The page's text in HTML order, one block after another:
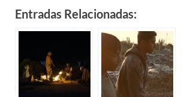
Entradas Relacionadas: